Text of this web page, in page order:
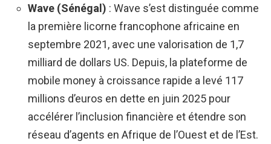
Wave (Sénégal) : Wave s’est distinguée comme
la première licorne francophone africaine en
septembre 2021, avec une valorisation de 1,7
milliard de dollars US. Depuis, la plateforme de
mobile money à croissance rapide a levé 117
millions d’euros en dette en juin 2025 pour
accélérer l’inclusion financière et étendre son
réseau d’agents en Afrique de l’Ouest et de l’Est.